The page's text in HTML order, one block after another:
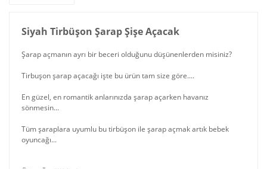
Siyah Tirbüşon Şarap Şişe Açacak
Şarap açmanın ayrı bir beceri olduğunu düşünenlerden misiniz?
Tirbuşon şarap açacağı işte bu ürün tam size göre....
En güzel, en romantik anlarınızda şarap açarken havanız
sönmesin...
Tüm şaraplara uyumlu bu tirbüşon ile şarap açmak artık bebek
oyuncağı...